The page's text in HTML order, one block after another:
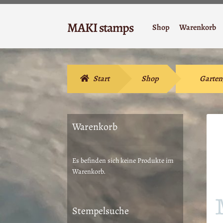
Zur
Navigation
springen
Zum
Inhalt
springen
MAKI stamps Shop Warenkorb
Start Shop
Warenkorb
Es befinden sich keine Produkte im
Warenkorb.
Stempelsuche